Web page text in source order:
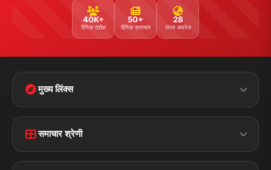
40K+
दैनिक दर्शक
50+
दैनिक समाचार
28
राज्य कवरेज
मुख्य लिंक्स
Disclaimer
Terms &
समाचार श्रेणी